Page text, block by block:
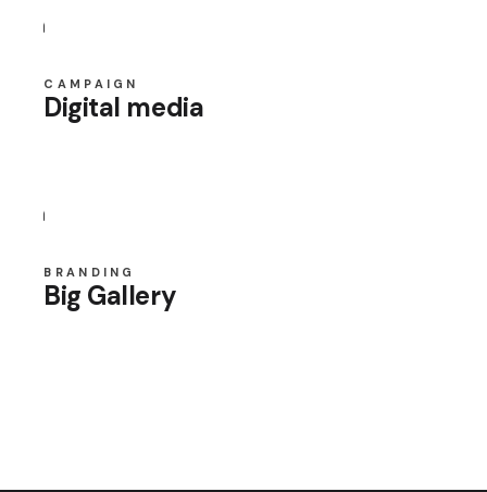
CAMPAIGN
Digital media
BRANDING
Big Gallery